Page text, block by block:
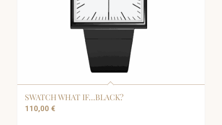
SWATCH WHAT IF…BLACK?
110,00 €